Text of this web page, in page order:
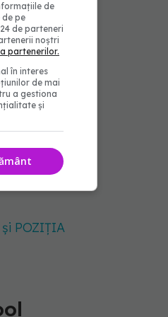
ci doar
să aibă
întâmplă
ca fiind
scurtă
vrem
POZIȚIA
de
pe
de parteneri
noștri
partenerilor.
în interes
de mai
a gestiona
și